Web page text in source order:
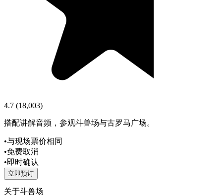
4.7 (18,003)
搭配讲解音频，参观斗兽场与古罗马广场。
•与现场票价相同
•免费取消
•即时确认
立即预订
关于斗兽场